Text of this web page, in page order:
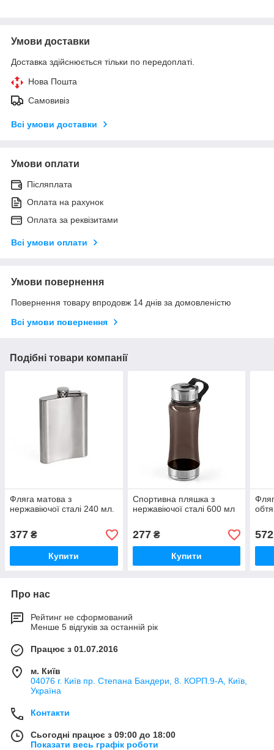
Умови доставки
Доставка здійснюється тільки по передоплаті.
Нова Пошта
Самовивіз
Всі умови доставки
Умови оплати
Післяплата
Оплата на рахунок
Оплата за реквізитами
Всі умови оплати
Умови повернення
Повернення товару впродовж 14 днів за домовленістю
Всі умови повернення
Подібні товари компанії
Фляга матова з
нержавіючої сталі 240 мл.
377 ₴
Купити
Спортивна пляшка з
нержавіючої сталі 600 мл
277₴
Купити
572
Про нас
Рейтинг не сформований
Менше 5 відгуків за останній рік
Працює з 01.07.2016
м. Київ
04076 г. Київ пр. Степана Бандери, 8. КОРП.9-А, Київ,
Україна
Контакти
Сьогодні працює з 09:00 до 18:00
Показати весь графік роботи